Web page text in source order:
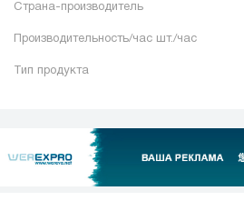
Страна-производитель
Производительность/час шт./час
Тип продукта